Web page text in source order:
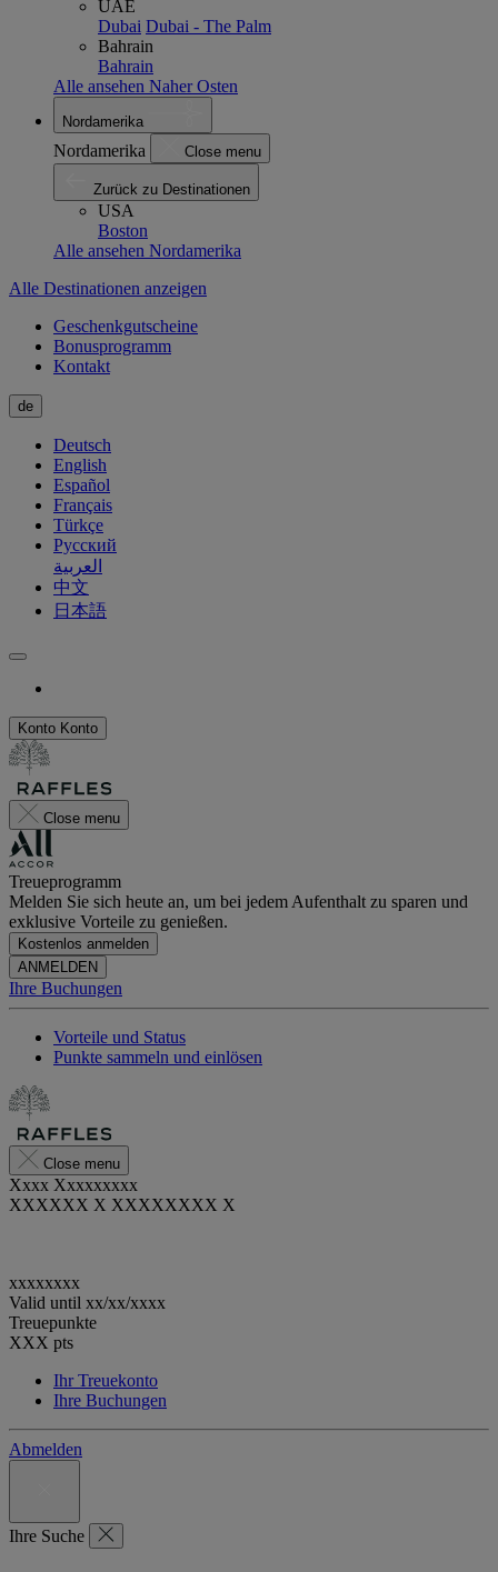
UAE
Dubai Dubai - The Palm
Bahrain
Bahrain
Alle ansehen Naher Osten
Nordamerika
Nordamerika Close menu
Zurück zu Destinationen
USA
Boston
Alle ansehen Nordamerika
Alle Destinationen anzeigen
Geschenkgutscheine
Bonusprogramm
Kontakt
de
Deutsch
English
Español
Français
Türkçe
Русский
العربية
中文
日本語
Konto Konto
Close menu
Treueprogramm
Melden Sie sich heute an, um bei jedem Aufenthalt zu sparen und
exklusive Vorteile zu genießen.
Kostenlos anmelden
ANMELDEN
Ihre Buchungen
Vorteile und Status
Punkte sammeln und einlösen
Close menu
Xxxx Xxxxxxxxx
XXXXXX X XXXXXXXX X
xxxxxxxx
Valid until xx/xx/xxxx
Treuepunkte
XXX pts
Ihr Treuekonto
Ihre Buchungen
Abmelden
Ihre Suche